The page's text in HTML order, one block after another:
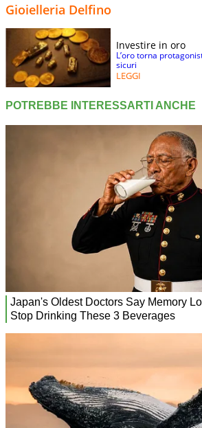
Gioielleria Delfino
Investire in oro
L’oro torna
sicuri
LEGGI